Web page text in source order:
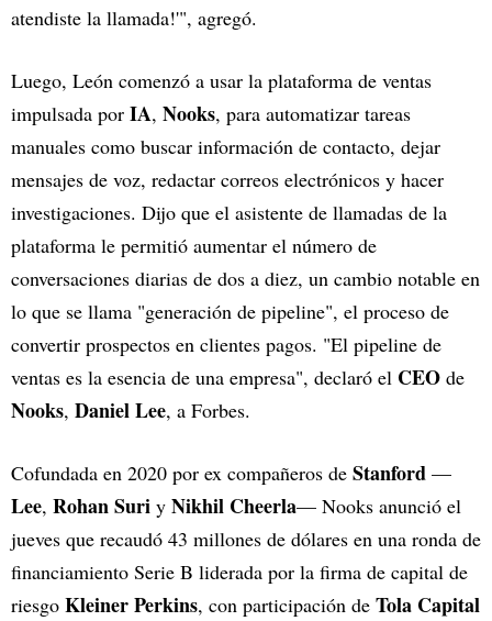
atendiste la llamada!'", agregó.
Luego, León comenzó a usar la plataforma de ventas
impulsada por IA, Nooks, para automatizar tareas
manuales como buscar información de contacto, dejar
mensajes de voz, redactar correos electrónicos y hacer
investigaciones. Dijo que el asistente de llamadas de la
plataforma le permitió aumentar el número de
conversaciones diarias de dos a diez, un cambio notable en
lo que se llama "generación de pipeline", el proceso de
convertir prospectos en clientes pagos. "El pipeline de
ventas es la esencia de una empresa", declaró el CEO de
Nooks, Daniel Lee, a Forbes.
Cofundada en 2020 por ex compañeros de Stanford —
Lee, Rohan Suri y Nikhil Cheerla— Nooks anunció el
jueves que recaudó 43 millones de dólares en una ronda de
financiamiento Serie B liderada por la firma de capital de
riesgo Kleiner Perkins, con participación de Tola Capital